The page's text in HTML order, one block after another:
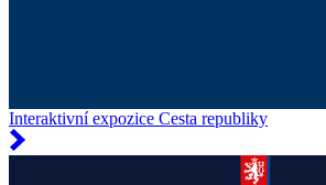
Interaktivní expozice Cesta republiky